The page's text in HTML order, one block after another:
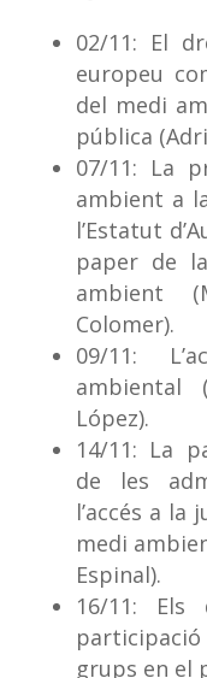
02/11: El
europeu
del medi
pública
07/11: La
ambient a
l’Estatut
paper de
ambient
Colomer).
09/11:
ambiental
López).
14/11: La
de les
l’accés a la
medi
Espinal).
16/11:
grups en el